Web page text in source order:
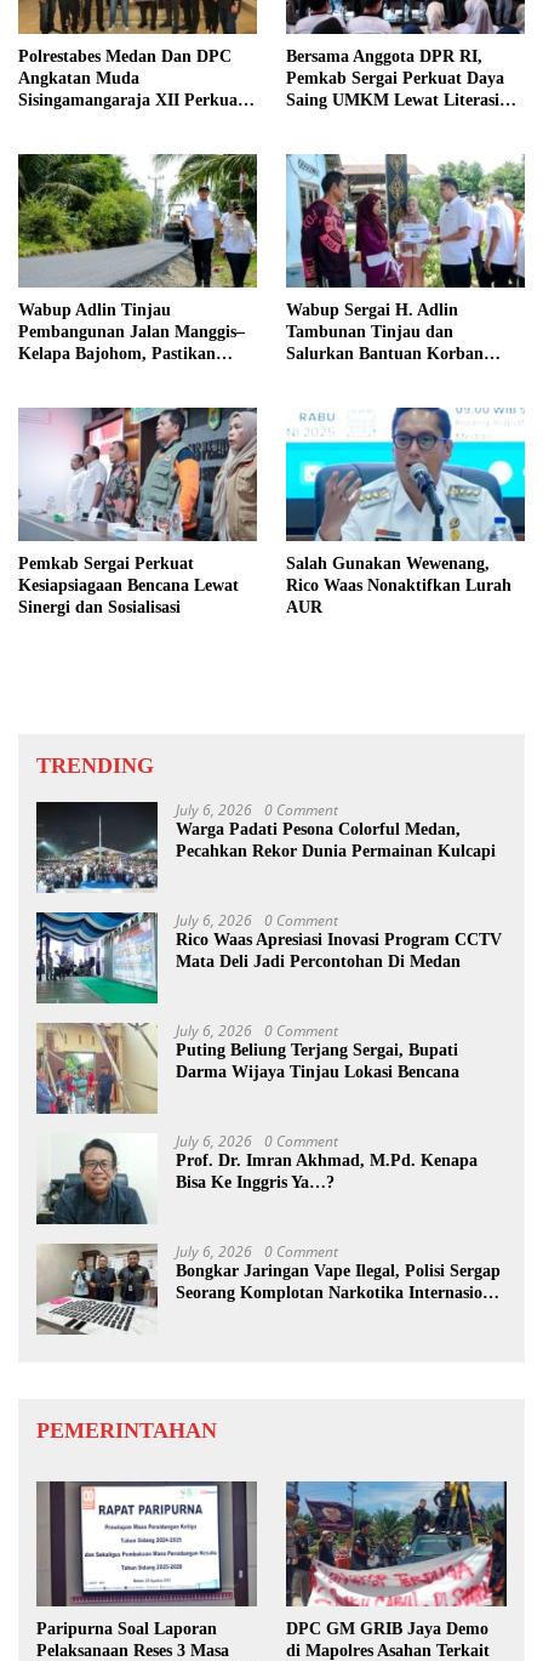
Polrestabes Medan Dan DPC
Angkatan Muda
Sisingamangaraja XII Perkuat
Bersama Anggota DPR RI,
Pemkab Sergai Perkuat Daya
Saing UMKM Lewat Literasi
Wabup Adlin Tinjau
Pembangunan Jalan Manggis–
Kelapa Bajohom, Pastikan
Wabup Sergai H. Adlin
Tambunan Tinjau dan
Salurkan Bantuan Korban
Pemkab Sergai Perkuat
Kesiapsiagaan Bencana Lewat
Sinergi dan Sosialisasi
Salah Gunakan Wewenang,
Rico Waas Nonaktifkan Lurah
AUR
TRENDING
July 6, 2026 0 Comment
Warga Padati Pesona Colorful Medan,
Pecahkan Rekor Dunia Permainan Kulcapi
July 6, 2026 0 Comment
Rico Waas Apresiasi Inovasi Program CCTV
Mata Deli Jadi Percontohan Di Medan
July 6, 2026 0 Comment
Puting Beliung Terjang Sergai, Bupati
Darma Wijaya Tinjau Lokasi Bencana
July 6, 2026 0 Comment
Prof. Dr. Imran Akhmad, M.Pd. Kenapa
Bisa Ke Inggris Ya…?
July 6, 2026 0 Comment
Bongkar Jaringan Vape Ilegal, Polisi Sergap
Seorang Komplotan Narkotika Internasional
PEMERINTAHAN
Paripurna Soal Laporan
Pelaksanaan Reses 3 Masa
DPC GM GRIB Jaya Demo
di Mapolres Asahan Terkait